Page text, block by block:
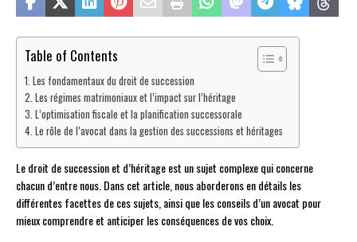
Table of Contents
Les fondamentaux du droit de succession
Les régimes matrimoniaux et l’impact sur l’héritage
L’optimisation fiscale et la planification successorale
Le rôle de l’avocat dans la gestion des successions et héritages
Le droit de succession et d’héritage est un sujet complexe qui concerne
chacun d’entre nous. Dans cet article, nous aborderons en détails les
différentes facettes de ces sujets, ainsi que les conseils d’un avocat pour
mieux comprendre et anticiper les conséquences de vos choix.